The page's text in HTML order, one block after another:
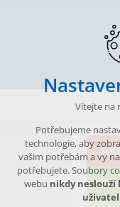
Vítejte na
Potřebujeme
technologie, aby
vašim potřebám a vy
potřebujete. Soubory
webu nikdy neslouží